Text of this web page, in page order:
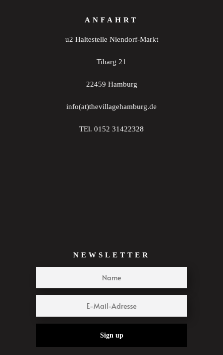
ANFAHRT
u2 Haltestelle Niendorf-Markt
Tibarg 21
22459 Hamburg
info(at)thevillagehamburg.de
TEl. 0152 31422328
NEWSLETTER
Sign up